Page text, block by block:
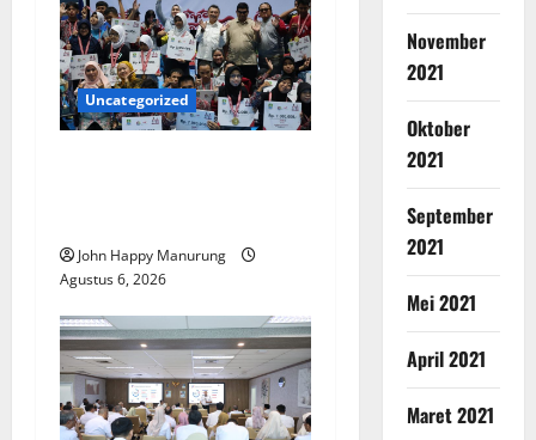
Uncategorized
John Happy Manurung
Agustus 6, 2026
November
2021
Oktober
2021
September
2021
Mei 2021
April 2021
Maret 2021